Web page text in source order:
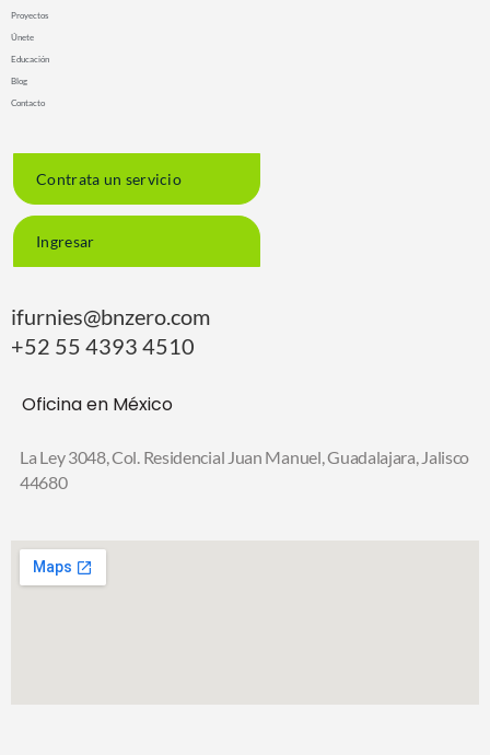
Proyectos
Únete
Educación
Blog
Contacto
Contrata un servicio
Ingresar
ifurnies@bnzero.com
+52 55 4393 4510
Oficina en México
La Ley 3048, Col. Residencial Juan Manuel,Guadalajara, Jalisco
44680